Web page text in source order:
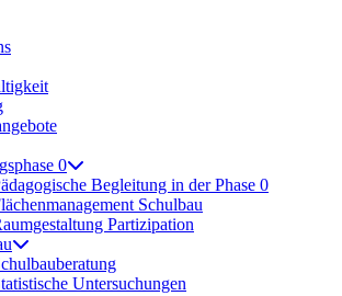
0
Begleitung in der Phase 0
Schulbau
Partizipation
Untersuchungen